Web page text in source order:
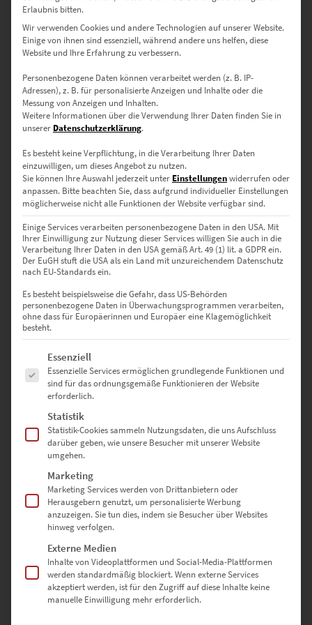
Erhältliche Größen – mit Mehrwert für
jeden Einsatzbereich
30 × 20 cm – Als Geschenkidee oder Akzent im modernen
Homeoffice
45 × 30 cm – Für Praxisflure oder kleine Empfangsbereiche
60 × 40 cm – Ideal für Teamsitzungs- oder Kreativräume
75 × 50 cm – Wirkt kraftvoll in Besprechungszimmern oder
Startups
90 × 60 cm – Macht Eindruck in Studios oder modernen
Wohnungen
135 × 90 cm – Wandfüllende Kunst für Coworking-Spaces oder
Wartebereiche
150 × 100 cm – Museale Größe für Lobbys oder Showrooms mit
Designanspruch
Sonderformate sind auf Anfrage möglich – nutze dazu einfach
Kontaktformular
Warum hochwertige-wandbilder.de?
✅ Direkt vom Fotografen – keine Zwischenhändler
✅ Individuell gefertigt in Deutschland
✅ Auswahl aus drei edlen Ausführungen
✅ Sicher verpackt & schnell versendet
✅ Für Kanzlei, Praxis oder dein stilvolles Zuhause
Jetzt entdecken – und mit „Creek of
Erlaubnis bitten.
Wir verwenden Cookies und andere Technologien auf unserer Website.
Einige von ihnen sind essenziell, während andere uns helfen, diese
Website und Ihre Erfahrung zu verbessern.
Personenbezogene Daten können verarbeitet werden (z. B. IP-
Adressen), z. B. für personalisierte Anzeigen und Inhalte oder die
Messung von Anzeigen und Inhalten.
Weitere Informationen über die Verwendung Ihrer Daten finden Sie in
unserer Datenschutzerklärung.
Es besteht keine Verpflichtung, in die Verarbeitung Ihrer Daten
einzuwilligen, um dieses Angebot zu nutzen.
Sie können Ihre Auswahl jederzeit unter Einstellungenwiderrufen oder
anpassen. Bitte beachten Sie, dass aufgrund individueller Einstellungen
möglicherweise nicht alle Funktionen der Website verfügbar sind.
Einige Services verarbeiten personenbezogene Daten in den USA. Mit
Ihrer Einwilligung zur Nutzung dieser Services willigen Sie auch in die
Verarbeitung Ihrer Daten in den USA gemäß Art. 49 (1) lit. a GDPR ein.
Der EuGH stuft die USA als ein Land mit unzureichendem Datenschutz
nach EU-Standards ein.
Es besteht beispielsweise die Gefahr, dass US-Behörden
personenbezogene Daten in Überwachungsprogrammen verarbeiten,
ohne dass für Europäerinnen und Europäer eine Klagemöglichkeit
besteht.
Es folgt eine Liste der Service-Gruppen, für die eine Einwilligung
Essenziell
Essenzielle Services ermöglichen grundlegende Funktionen und
sind für das ordnungsgemäße Funktionieren der Website
erforderlich.
Statistik
Statistik-Cookies sammeln Nutzungsdaten, die uns Aufschluss
darüber geben, wie unsere Besucher mit unserer Website
umgehen.
Marketing
Marketing Services werden von Drittanbietern oder
Herausgebern genutzt, um personalisierte Werbung
anzuzeigen. Sie tun dies, indem sie Besucher über Websites
hinweg verfolgen.
Externe Medien
Inhalte von Videoplattformen und Social-Media-Plattformen
werden standardmäßig blockiert. Wenn externe Services
akzeptiert werden, ist für den Zugriff auf diese Inhalte keine
manuelle Einwilligung mehr erforderlich.